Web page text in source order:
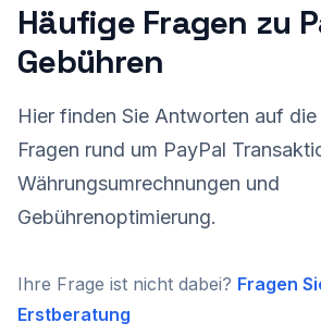
Häufige Fragen zu
Gebühren
Hier finden Sie Antworten auf
Fragen rund um PayPal
Währungsumrechnungen und
Gebührenoptimierung.
Ihre Frage ist nicht dabei? Fragen
Erstberatung